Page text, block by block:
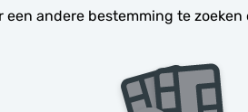
een andere bestemming te zoeken